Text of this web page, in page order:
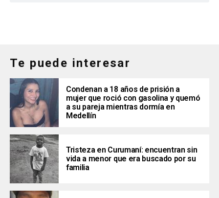
Te puede interesar
Condenan a 18 años de prisión a
mujer que roció con gasolina y quemó
a su pareja mientras dormía en
Medellín
Tristeza en Curumaní: encuentran sin
vida a menor que era buscado por su
familia